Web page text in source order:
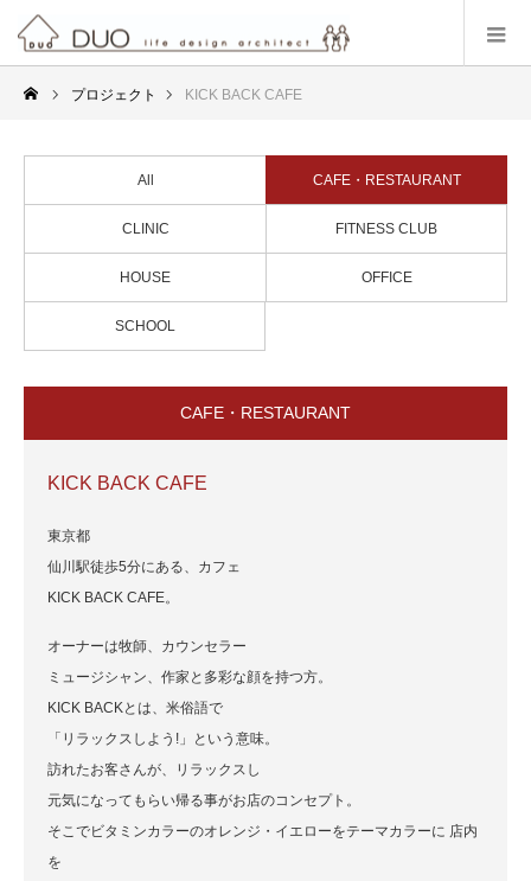
プロジェクト KICK BACK CAFE
All CAFE・RESTAURANT
CLINIC FITNESS CLUB
HOUSE OFFICE
SCHOOL
CAFE・RESTAURANT
KICK BACK CAFE
東京都
仙川駅徒歩5分にある、カフェ
KICK BACK CAFE。
オーナーは牧師、カウンセラー
ミュージシャン、作家と多彩な顔を持つ方。
KICK BACKとは、米俗語で
「リラックスしよう!」という意味。
訪れたお客さんが、リラックスし
元気になってもらい帰る事がお店のコンセプト。
そこでビタミンカラーのオレンジ・イエローをテーマカラーに 店内
を